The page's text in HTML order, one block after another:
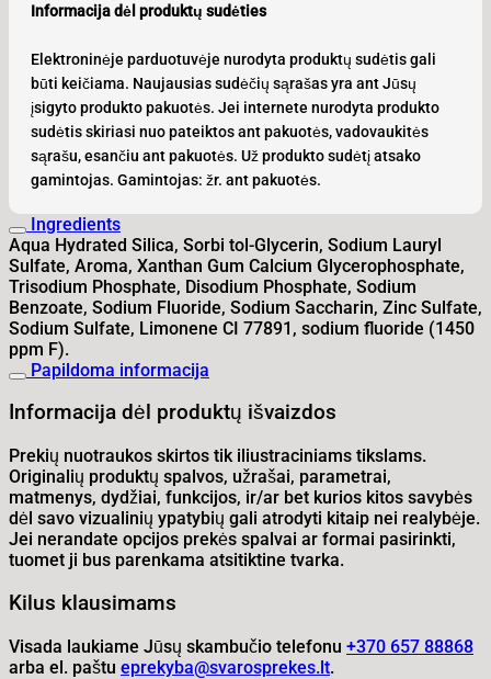
Informacija dėl produktų sudėties
Elektroninėje parduotuvėje nurodyta produktų sudėtis gali
būti keičiama. Naujausias sudėčių sąrašas yra ant Jūsų
įsigyto produkto pakuotės. Jei internete nurodyta produkto
sudėtis skiriasi nuo pateiktos ant pakuotės, vadovaukitės
sąrašu, esančiu ant pakuotės. Už produkto sudėtį atsako
gamintojas. Gamintojas: žr. ant pakuotės.
Ingredients
Aqua Hydrated Silica, Sorbi tol-Glycerin, Sodium Lauryl
Sulfate, Aroma, Xanthan Gum Calcium Glycerophosphate,
Trisodium Phosphate, Disodium Phosphate, Sodium
Benzoate, Sodium Fluoride, Sodium Saccharin, Zinc Sulfate,
Sodium Sulfate, Limonene CI 77891, sodium fluoride (1450
ppm F).
Papildoma informacija
Informacija dėl produktų išvaizdos
Prekių nuotraukos skirtos tik iliustraciniams tikslams.
Originalių produktų spalvos, užrašai, parametrai,
matmenys, dydžiai, funkcijos, ir/ar bet kurios kitos savybės
dėl savo vizualinių ypatybių gali atrodyti kitaip nei realybėje.
Jei nerandate opcijos prekės spalvai ar formai pasirinkti,
tuomet ji bus parenkama atsitiktine tvarka.
Kilus klausimams
Visada laukiame Jūsų skambučio telefonu +370 657 88868
arba el. paštu eprekyba@svarosprekes.lt.